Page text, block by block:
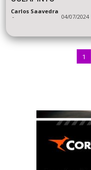
Carlos Saavedra
- 04/07/2024
1